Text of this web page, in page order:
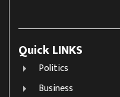
Quick LINKS
Politics
Business